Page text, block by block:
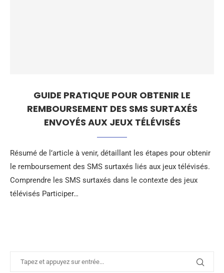
GUIDE PRATIQUE POUR OBTENIR LE
REMBOURSEMENT DES SMS SURTAXÉS
ENVOYÉS AUX JEUX TÉLÉVISÉS
Résumé de l’article à venir, détaillant les étapes pour obtenir
le remboursement des SMS surtaxés liés aux jeux télévisés.
Comprendre les SMS surtaxés dans le contexte des jeux
télévisés Participer…